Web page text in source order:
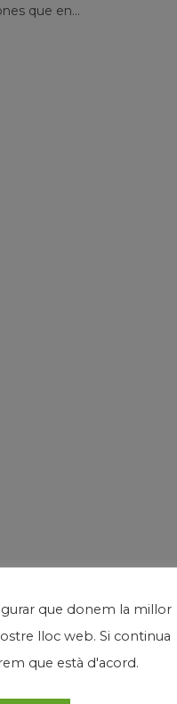
que en...
que donem la millor
lloc web. Si continua
que està d'acord.